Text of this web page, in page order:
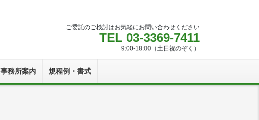
ご委託のご検討はお気軽にお問い合わせください
TEL 03-3369-7411
9:00-18:00（土日祝のぞく）
事務所案内 規程例・書式